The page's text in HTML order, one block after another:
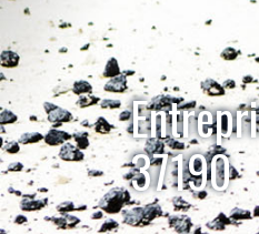
37190